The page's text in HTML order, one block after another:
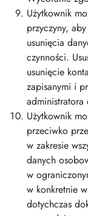
Użytkownik
przyczyny,
usunięcia
czynności.
usunięcie
zapisanymi i
Użytkownik
przeciwko
w zakresie
danych
w
w konkretnie
dotychczas